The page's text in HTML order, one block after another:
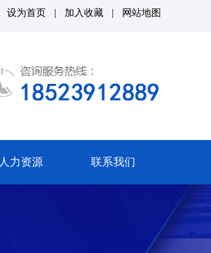
设为首页 加入收藏 网站地图
人力资源 联系我们